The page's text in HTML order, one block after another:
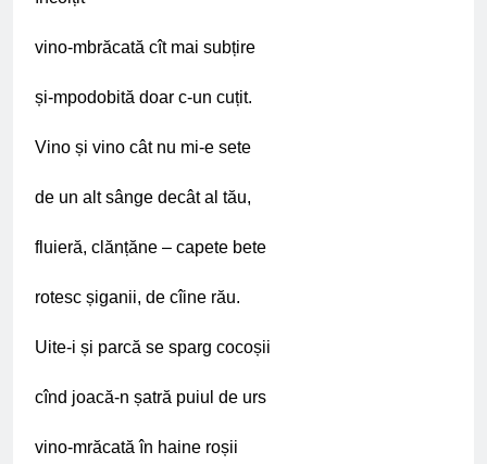
vino-mbrăcată cît mai subțire
și-mpodobită doar c-un cuțit.
Vino și vino cât nu mi-e sete
de un alt sânge decât al tău,
fluieră, clănțăne – capete bete
rotesc șiganii, de cîine rău.
Uite-i și parcă se sparg cocoșii
cînd joacă-n șatră puiul de urs
vino-mrăcată în haine roșii